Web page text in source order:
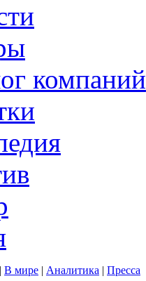
компаний
| В мире | Аналитика | Пресса